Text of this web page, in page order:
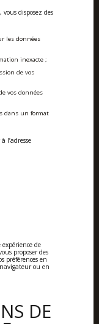
disposez des
les données
inexacte ;
de vos
vos données
dans un format
l’adresse
de
proposer des
préférences en
ou en
DE